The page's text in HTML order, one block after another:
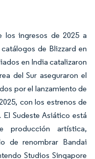
los ingresos de 2025 a
de Blizzard en
en India catalizaron
del Sur aseguraron el
por el lanzamiento de
con los estrenos de
Sudeste Asiático está
producción artística,
de renombrar Bandai
Studios Singapore